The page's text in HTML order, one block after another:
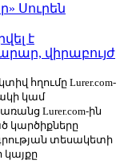
Սուրեն
է
վիրաբույժ
հղումը Lurer.com-
կամ
Lurer.com-ին
կարծիքները
տեսակետի
կայքը